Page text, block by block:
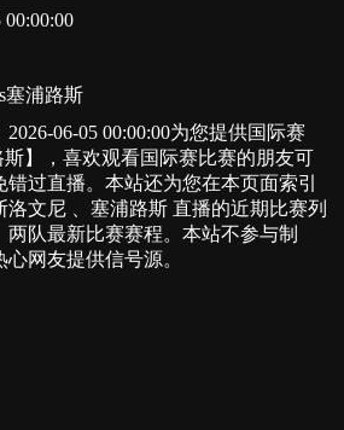
塞浦路斯
06-05 00:00:00为您提供国际赛
斯】，喜欢观看国际赛比赛的朋友可
过直播。本站还为您在本页面索引
文尼 、塞浦路斯 直播的近期比赛列
队最新比赛赛程。本站不参与制
网友提供信号源。